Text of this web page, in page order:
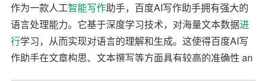
作为一款人工智能写作助手，百度AI写作助手拥有强大的
语言处理能力。它基于深度学习技术，对海量文本数据进
行学习，从而实现对语言的理解和生成。这使得百度AI写
作助手在文章构思、文本撰写等方面具有较高的准确性 an